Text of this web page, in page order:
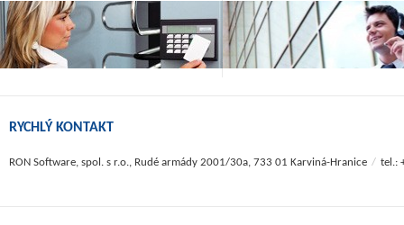
RYCHLÝ KONTAKT
RON Software, spol. s r.o., Rudé armády 2001/30a, 733 01 Karviná-Hranice / tel.: